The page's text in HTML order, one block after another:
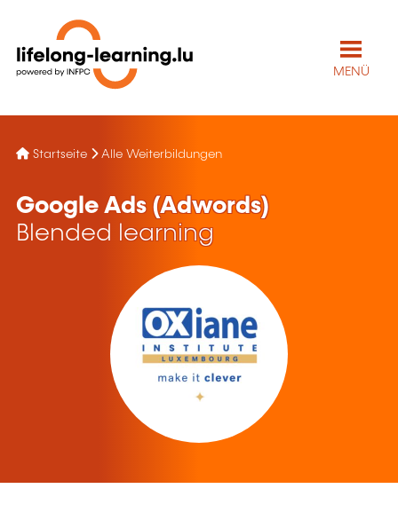
MENÜ
Startseite Alle Weiterbildungen
Google Ads (Adwords)
Blended learning